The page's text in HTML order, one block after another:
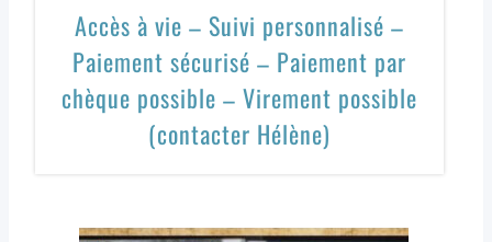
Accès à vie – Suivi personnalisé –
Paiement sécurisé – Paiement par
chèque possible – Virement possible
(contacter Hélène)